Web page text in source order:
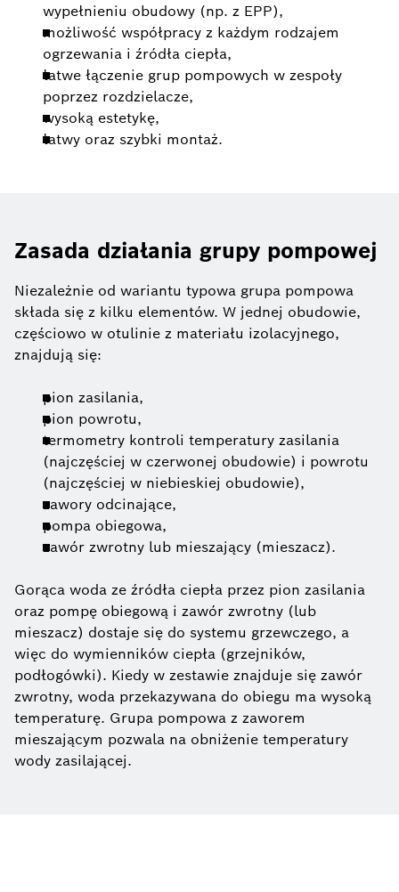
wypełnieniu obudowy (np. z EPP),
możliwość współpracy z każdym rodzajem
ogrzewania i źródła ciepła,
łatwe łączenie grup pompowych w zespoły
poprzez rozdzielacze,
wysoką estetykę,
łatwy oraz szybki montaż.
Zasada działania grupy pompowej
Niezależnie od wariantu typowa grupa pompowa
składa się z kilku elementów. W jednej obudowie,
częściowo w otulinie z materiału izolacyjnego,
znajdują się:
pion zasilania,
pion powrotu,
termometry kontroli temperatury zasilania
(najczęściej w czerwonej obudowie) i powrotu
(najczęściej w niebieskiej obudowie),
zawory odcinające,
pompa obiegowa,
zawór zwrotny lub mieszający (mieszacz).
Gorąca woda ze źródła ciepła przez pion zasilania
oraz pompę obiegową i zawór zwrotny (lub
mieszacz) dostaje się do systemu grzewczego, a
więc do wymienników ciepła (grzejników,
podłogówki). Kiedy w zestawie znajduje się zawór
zwrotny, woda przekazywana do obiegu ma wysoką
temperaturę. Grupa pompowa z zaworem
mieszającym pozwala na obniżenie temperatury
wody zasilającej.